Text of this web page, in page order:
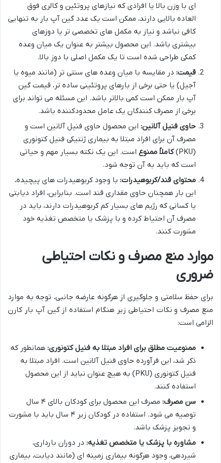
ای با وزن بالا یا افرادی که نیازهای پروتئین و کالری فوق
العاده بالایی دارند، ممکن است یک عدد گین آپ بار به تنهایی
کافی نباشد و نیاز به مکمل های تخصصی تر یا دوزهای
بیشتری باشد. این محصول بیشتر به عنوان یک میان وعده
کمکی طراحی شده است تا یک مکمل اصلی با دوز بالا.
قیمت: در مقایسه با میان وعده های سنتی تر (مانند میوه یا
آجیل) یا حتی برخی از بارهای پروتئینی ساده تر، قیمت گین
آپ بار ممکن است کمی بالاتر باشد. این مسئله می تواند برای
برخی از مصرف کنندگان یک عامل محدودکننده باشد.
حاوی فنیل آلانین: این محصول حاوی فنیل آلانین است و
مصرف آن برای افراد مبتلا به بیماری ژنتیکی فنیل کتونوری
(PKU)
کاملاً ممنوع است. این یک نکته بسیار مهم و حیاتی
است که باید به آن توجه شود.
محتوای قند/کربوهیدرات: با وجود کربوهیدرات های پیچیده،
این بار همچنان حاوی مقداری قند است. بنابراین، افراد دیابتی
یا کسانی که رژیم های بسیار کم کربوهیدرات دارند، باید در
مصرف آن احتیاط کرده و با پزشک یا متخصص تغذیه خود
مشورت کنند.
موارد منع مصرف و نکات احتیاطی
ضروری
برای حفظ سلامتی و جلوگیری از هرگونه عارضه جانبی، توجه به موارد
منع مصرف و نکات احتیاطی زیر هنگام استفاده از گین آپ بار کارن
الزامی است:
ممنوعیت مطلق برای افراد مبتلا به فنیل کتونوری: همانطور که
ذکر شد، این فرآورده حاوی فنیل آلانین است. افراد مبتلا به
فنیل کتونوری (PKU) به هیچ عنوان نباید از این محصول
استفاده کنند.
سن مصرف:
مصرف این محصول برای کودکان بالای ۴ سال
توصیه می شود. استفاده در کودکان زیر ۴ سال باید با مشورت
و تجویز پزشک باشد.
مشاوره با پزشک یا متخصص تغذیه: در دوران بارداری،
شیردهی، وجود هرگونه بیماری زمینه ای (مانند دیابت، بیماری